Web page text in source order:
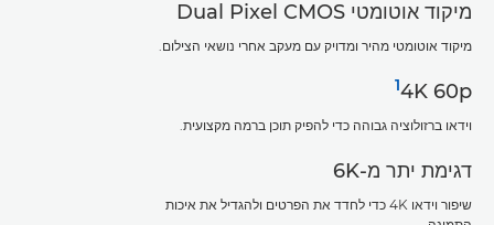
מיקוד אוטומטי Dual Pixel CMOS
מיקוד אוטומטי מהיר ומדויק עם מעקב אחרי נושאי הצילום.
4K 60p‏
1
וידאו ברזולוציה גבוהה כדי להפיק תוכן ברמה מקצועית.
דגימת יתר מ-6K
שיפור וידאו 4K כדי לחדד את הפרטים ולהגדיל את איכות